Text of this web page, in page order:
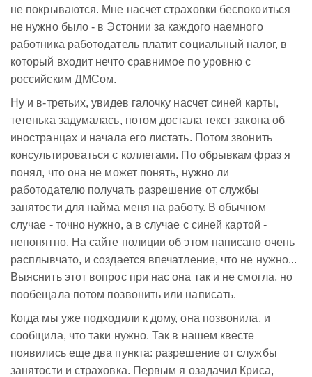
не покрываются. Мне насчет страховки беспокоиться
не нужно было - в Эстонии за каждого наемного
работника работодатель платит социальный налог, в
который входит нечто сравнимое по уровню с
российским ДМСом.
Ну и в-третьих, увидев галочку насчет синей карты,
тетенька задумалась, потом достала текст закона об
иностранцах и начала его листать. Потом звонить
консультироваться с коллегами. По обрывкам фраз я
понял, что она не может понять, нужно ли
работодателю получать разрешение от службы
занятости для найма меня на работу. В обычном
случае - точно нужно, а в случае с синей картой -
непонятно. На сайте полиции об этом написано очень
расплывчато, и создается впечатление, что не нужно...
Выяснить этот вопрос при нас она так и не смогла, но
пообещала потом позвонить или написать.
Когда мы уже подходили к дому, она позвонила, и
сообщила, что таки нужно. Так в нашем квесте
появились еще два пункта: разрешение от службы
занятости и страховка. Первым я озадачил Криса,